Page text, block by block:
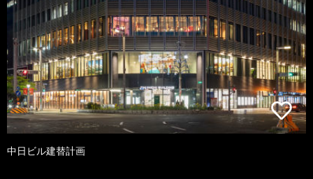
中日ビル建替計画